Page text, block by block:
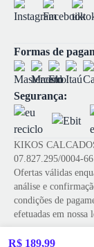
R$ 189,99
Formas de
Segurança:
KIKOS
07.827.295/0004-
Ofertas válidas
análise e
condições de
efetuadas em